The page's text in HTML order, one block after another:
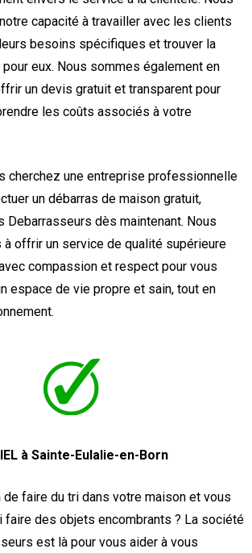
capacité à travailler avec les clients
besoins spécifiques et trouver la
eux. Nous sommes également en
un devis gratuit et transparent pour
les coûts associés à votre
cherchez une entreprise professionnelle
un débarras de maison gratuit,
Debarrasseurs dès maintenant. Nous
offrir un service de qualité supérieure
compassion et respect pour vous
espace de vie propre et sain, tout en
à Sainte-Eulalie-en-Born
faire du tri dans votre maison et vous
faire des objets encombrants ? La société
est là pour vous aider à vous